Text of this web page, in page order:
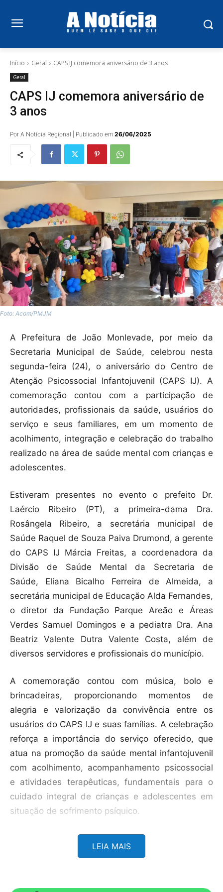
Início Geral CAPS IJ comemora aniversário de 3 anos
Geral
CAPS IJ comemora aniversário de
3 anos
Por A Notícia Regional | Publicado em 26/06/2025
Foto: Acom/PMJM
A Prefeitura de João Monlevade, por meio da
Secretaria Municipal de Saúde, celebrou nesta
segunda-feira (24), o aniversário do Centro de
Atenção Psicossocial Infantojuvenil (CAPS IJ). A
comemoração contou com a participação de
autoridades, profissionais da saúde, usuários do
serviço e seus familiares, em um momento de
acolhimento, integração e celebração do trabalho
realizado na área de saúde mental com crianças e
adolescentes.
Estiveram presentes no evento o prefeito Dr.
Laércio Ribeiro (PT), a primeira-dama Dra.
Rosângela Ribeiro, a secretária municipal de
Saúde Raquel de Souza Paiva Drumond, a gerente
do CAPS IJ Márcia Freitas, a coordenadora da
Divisão de Saúde Mental da Secretaria de
Saúde, Eliana Bicalho Ferreira de Almeida, a
secretária municipal de Educação Alda Fernandes,
o diretor da Fundação Parque Areão e Áreas
Verdes Samuel Domingos e a pediatra Dra. Ana
Beatriz Valente Dutra Valente Costa, além de
diversos servidores e profissionais do município.
A comemoração contou com música, bolo e
brincadeiras, proporcionando momentos de
alegria e valorização da convivência entre os
usuários do CAPS IJ e suas famílias. A celebração
reforça a importância do serviço oferecido, que
atua na promoção da saúde mental infantojuvenil
com acolhimento, acompanhamento psicossocial
e atividades terapêuticas, fundamentais para o
cuidado integral de crianças e adolescentes em
situação de sofrimento psíquico.
LEIA MAIS